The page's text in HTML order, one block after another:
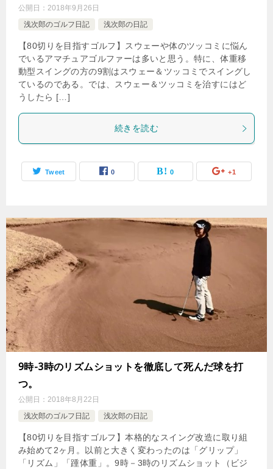
公開日： 2018年9月26日
浅次郎のゴルフ日記
浅次郎の日記
【80切りを目指すゴルフ】スウェーや体のツッコミに悩ん
でいるアマチュアゴルファーは多いと思う。特に、体重移
動型スイングの方の9割はスウェー＆ツッコミでスイングし
ているのである。では、スウェー＆ツッコミを治すにはど
うしたら […]
続きを読む
Tweet 0 0 +1
9時-3時のリズムショットを徹底して死んだ球を打
つ。
公開日： 2018年8月22日
浅次郎のゴルフ日記
浅次郎の日記
【80切りを目指すゴルフ】本格的なスイング改造に取り組
み始めて2ヶ月。以前と大きく変わったのは「グリップ」
「リズム」「踵体重」。9時－3時のリズムショット（ビジ